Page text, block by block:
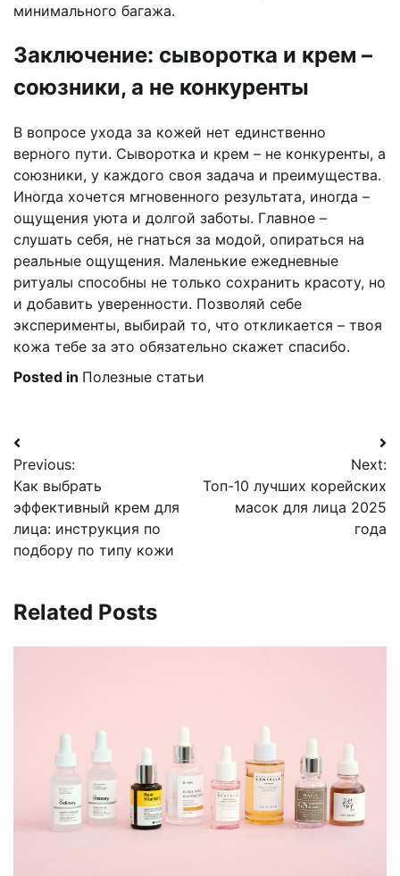
минимального багажа.
Заключение: сыворотка и крем –
союзники, а не конкуренты
В вопросе ухода за кожей нет единственно
верного пути. Сыворотка и крем – не конкуренты, а
союзники, у каждого своя задача и преимущества.
Иногда хочется мгновенного результата, иногда –
ощущения уюта и долгой заботы. Главное –
слушать себя, не гнаться за модой, опираться на
реальные ощущения. Маленькие ежедневные
ритуалы способны не только сохранить красоту, но
и добавить уверенности. Позволяй себе
эксперименты, выбирай то, что откликается – твоя
кожа тебе за это обязательно скажет спасибо.
Posted in Полезные статьи
Навигация
по
записям
Previous:
Как выбрать
эффективный крем для
лица: инструкция по
подбору по типу кожи
Next:
Топ-10 лучших корейских
масок для лица 2025
года
Related Posts